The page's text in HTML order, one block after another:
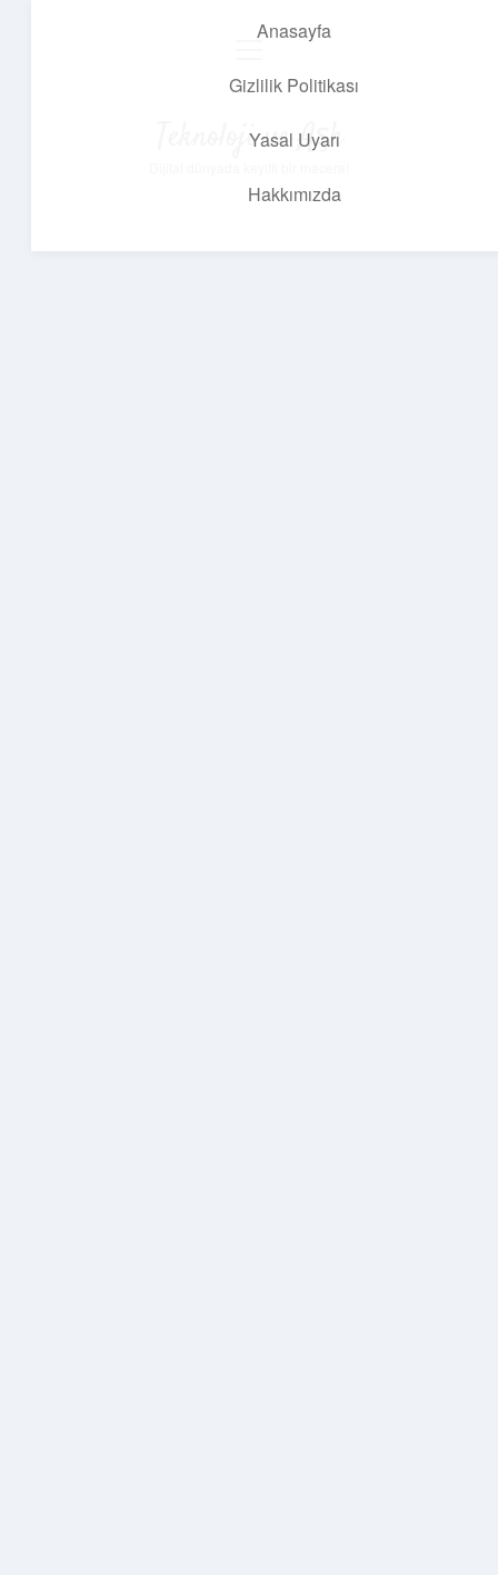
Anasayfa
Gizlilik Politikası
Yasal Uyarı
Hakkımızda
Teknoloji ve Aşk